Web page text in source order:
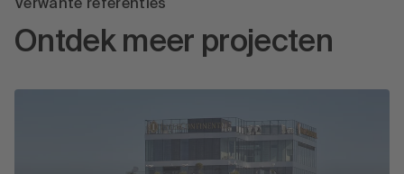
Verwante referenties
Ontdek meer projecten